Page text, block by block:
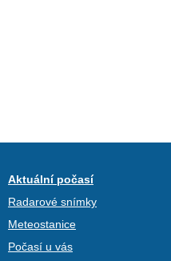
Aktuální počasí
Radarové snímky
Meteostanice
Počasí u vás